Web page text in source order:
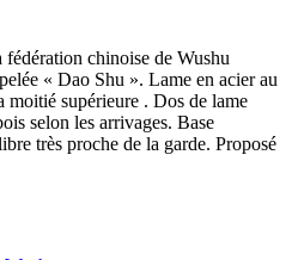
chinoise de Wushu
« Dao Shu ». Lame en acier au
moitié supérieure . Dos de lame
selon les arrivages. Base
très proche de la garde. Proposé